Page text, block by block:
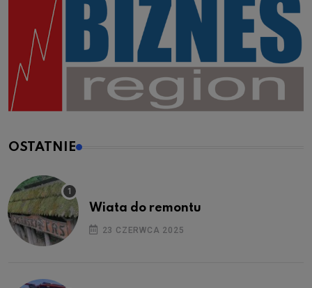
OSTATNIE
Wiata do remontu
23 CZERWCA 2025